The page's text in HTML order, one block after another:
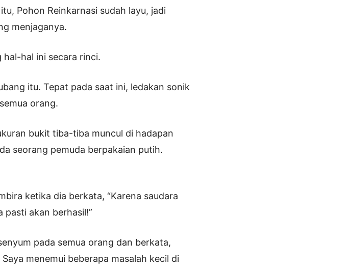
Pohon Reinkarnasi sudah layu, jadi
menjaganya.
hal ini secara rinci.
itu. Tepat pada saat ini, ledakan sonik
orang.
bukit tiba-tiba muncul di hadapan
seorang pemuda berpakaian putih.
ketika dia berkata, “Karena saudara
pasti akan berhasil!”
pada semua orang dan berkata,
menemui beberapa masalah kecil di